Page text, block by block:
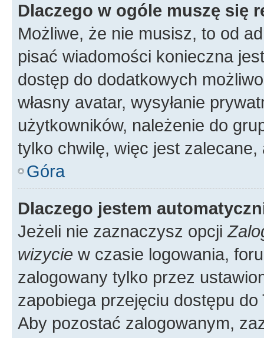
Dlaczego w ogóle muszę się
Możliwe, że nie musisz, to od
pisać wiadomości konieczna
dostęp do dodatkowych
własny avatar, wysyłanie
użytkowników, należenie do
tylko chwilę, więc jest zalecane,
Góra
Dlaczego jestem
Jeżeli nie zaznaczysz opcji
wizycie w czasie logowania,
zalogowany tylko przez
zapobiega przejęciu dostępu
Aby pozostać zalogowanym,